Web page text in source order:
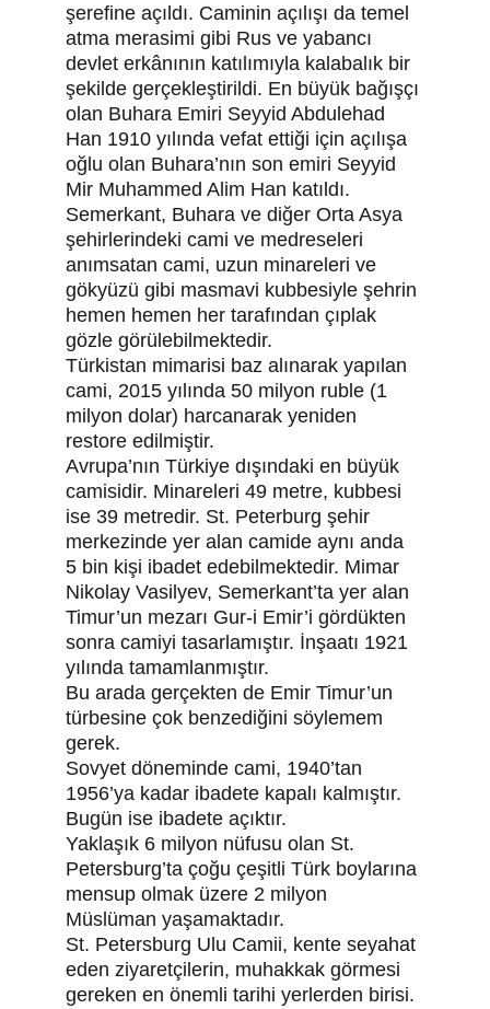
şerefine açıldı. Caminin açılışı da temel
atma merasimi gibi Rus ve yabancı
devlet erkânının katılımıyla kalabalık bir
şekilde gerçekleştirildi. En büyük bağışçı
olan Buhara Emiri Seyyid Abdulehad
Han 1910 yılında vefat ettiği için açılışa
oğlu olan Buhara’nın son emiri Seyyid
Mir Muhammed Alim Han katıldı.
Semerkant, Buhara ve diğer Orta Asya
şehirlerindeki cami ve medreseleri
anımsatan cami, uzun minareleri ve
gökyüzü gibi masmavi kubbesiyle şehrin
hemen hemen her tarafından çıplak
gözle görülebilmektedir.
Türkistan mimarisi baz alınarak yapılan
cami, 2015 yılında 50 milyon ruble (1
milyon dolar) harcanarak yeniden
restore edilmiştir.
Avrupa’nın Türkiye dışındaki en büyük
camisidir. Minareleri 49 metre, kubbesi
ise 39 metredir. St. Peterburg şehir
merkezinde yer alan camide aynı anda
5 bin kişi ibadet edebilmektedir. Mimar
Nikolay Vasilyev, Semerkant’ta yer alan
Timur’un mezarı Gur-i Emir’i gördükten
sonra camiyi tasarlamıştır. İnşaatı 1921
yılında tamamlanmıştır.
Bu arada gerçekten de Emir Timur’un
türbesine çok benzediğini söylemem
gerek.
Sovyet döneminde cami, 1940’tan
1956’ya kadar ibadete kapalı kalmıştır.
Bugün ise ibadete açıktır.
Yaklaşık 6 milyon nüfusu olan St.
Petersburg’ta çoğu çeşitli Türk boylarına
mensup olmak üzere 2 milyon
Müslüman yaşamaktadır.
St. Petersburg Ulu Camii, kente seyahat
eden ziyaretçilerin, muhakkak görmesi
gereken en önemli tarihi yerlerden birisi.